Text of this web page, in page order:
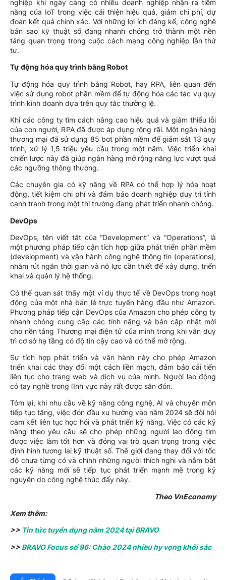
nghiệp khi ngày càng có nhiều doanh nghiệp nhận ra tiềm
năng của IoT trong việc cải thiện hiệu quả, giảm chi phí, dự
đoán kết quả chính xác. Với những lợi ích đáng kể, công nghệ
bản sao kỹ thuật số đang nhanh chóng trở thành một nền
tảng quan trọng trong cuộc cách mạng công nghiệp lần thứ
tư.
Tự động hóa quy trình bằng Robot
Tự động hóa quy trình bằng Robot, hay RPA, liên quan đến
việc sử dụng robot phần mềm để tự động hóa các tác vụ quy
trình kinh doanh dựa trên quy tắc thường lệ.
Khi các công ty tìm cách nâng cao hiệu quả và giảm thiểu lỗi
của con người, RPA đã được áp dụng rộng rãi. Một ngân hàng
thương mại đã sử dụng 85 bot phần mềm để giám sát 13 quy
trình, xử lý 1,5 triệu yêu cầu trong một năm. Việc triển khai
chiến lược này đã giúp ngân hàng mở rộng năng lực vượt quá
các ngưỡng thông thường.
Các chuyên gia có kỹ năng về RPA có thể hợp lý hóa hoạt
động, tiết kiệm chi phí và đảm bảo doanh nghiệp duy trì tính
cạnh tranh trong một thị trường đang phát triển nhanh chóng.
DevOps
DevOps, tên viết tắt của “Development” và “Operations”, là
một phương pháp tiếp cận tích hợp giữa phát triển phần mềm
(development) và vận hành công nghệ thông tin (operations),
nhằm rút ngắn thời gian và nỗ lực cần thiết để xây dựng, triển
khai và quản lý hệ thống.
Có thể quan sát thấy một ví dụ thực tế về DevOps trong hoạt
động của một nhà bán lẻ trực tuyến hàng đầu như Amazon.
Phương pháp tiếp cận DevOps của Amazon cho phép công ty
nhanh chóng cung cấp các tính năng và bản cập nhật mới
cho nền tảng Thương mại điện tử của mình trong khi vẫn duy
trì cơ sở hạ tầng có độ tin cậy cao và có thể mở rộng.
Sự tích hợp phát triển và vận hành này cho phép Amazon
triển khai các thay đổi một cách liền mạch, đảm bảo cải tiến
liên tục cho trang web và dịch vụ của mình. Người lao động
có tay nghề trong lĩnh vực này rất được săn đón.
Tóm lại, khi nhu cầu về kỹ năng công nghệ, AI và chuyên môn
tiếp tục tăng, việc đón đầu xu hướng vào năm 2024 sẽ đòi hỏi
cam kết liên tục học hỏi và phát triển kỹ năng. Việc có các kỹ
năng theo yêu cầu sẽ cho phép những người lao động tìm
được việc làm tốt hơn và đóng vai trò quan trọng trong việc
định hình tương lai kỹ thuật số. Thế giới đang thay đổi với tốc
độ chưa từng có và chính những người thích nghi và nắm bắt
các kỹ năng mới sẽ tiếp tục phát triển mạnh mẽ trong kỷ
nguyên do công nghệ thúc đẩy này.
Theo VnEconomy
Xem thêm:
>> Tin tức tuyển dụng năm 2024 tại BRAVO
>> BRAVO Focus số 96: Chào 2024 nhiều hy vọng khởi sắc